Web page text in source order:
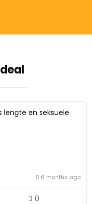
lengte en seksuele
6 months ago
0